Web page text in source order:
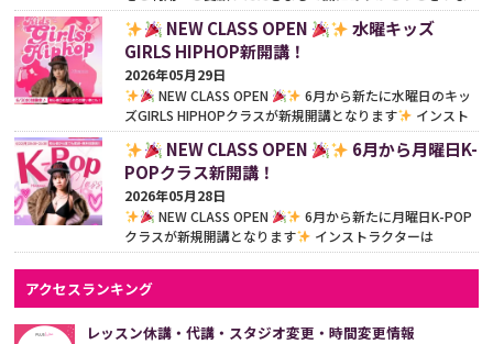
す
今年も嬉しいお知らせです！この度、プラスカ...続き
をみる NEW CLASS OPEN
水曜キッズ
GIRLS HIPHOP新開講！
2026年05月29日
NEW CLASS OPEN
6月から新たに水曜日のキッ
ズGIRLS HIPHOPクラスが新規開講となります
インスト
ラクターはHinanon先生（@nonnon__o0）
「女の子ら
し...続きをみる
NEW CLASS OPEN
6月から月曜日K-
POPクラス新開講！
2026年05月28日
NEW CLASS OPEN
6月から新たに月曜日K-POP
クラスが新規開講となります
インストラクターは
Hinanon先生（@nonnon__o0）
憧れのアイドルに！楽
しく踊...続きをみる
アクセスランキング
レッスン休講・代講・スタジオ変更・時間変更情報